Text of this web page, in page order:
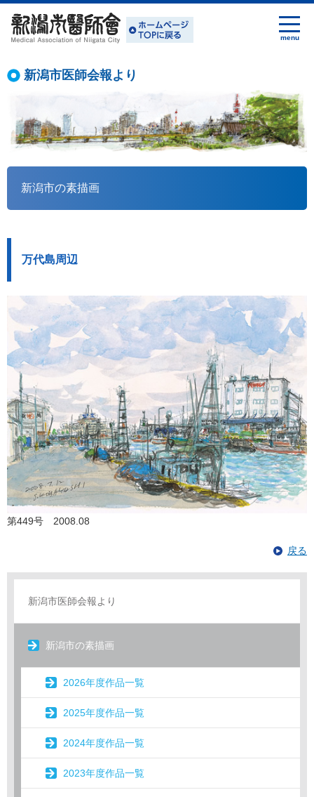
新潟市医師会報より
新潟市の素描画
万代島周辺
第449号 2008.08
戻る
新潟市医師会報より
新潟市の素描画
2026年度作品一覧
2025年度作品一覧
2024年度作品一覧
2023年度作品一覧